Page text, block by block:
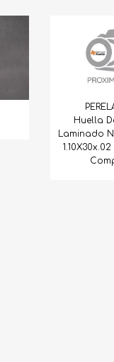
Huella
Laminado